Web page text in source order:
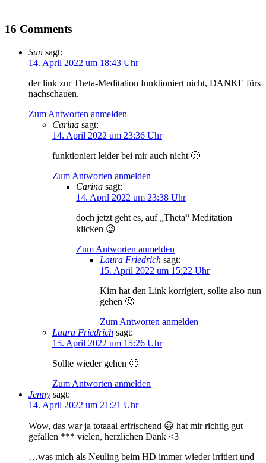
16 Comments
Sun sagt:
14. April 2022 um 18:43 Uhr
der link zur Theta-Meditation funktioniert nicht, DANKE fürs
nachschauen.
Zum Antworten anmelden
Carina sagt:
14. April 2022 um 23:36 Uhr
funktioniert leider bei mir auch nicht 🙁
Zum Antworten anmelden
Carina sagt:
14. April 2022 um 23:38 Uhr
doch jetzt geht es, auf „Theta“ Meditation
klicken 😉
Zum Antworten anmelden
Laura Friedrich sagt:
15. April 2022 um 15:22 Uhr
Kim hat den Link korrigiert, sollte also nun
gehen 🙂
Zum Antworten anmelden
Laura Friedrich sagt:
15. April 2022 um 15:26 Uhr
Sollte wieder gehen 🙂
Zum Antworten anmelden
Jenny sagt:
14. April 2022 um 21:21 Uhr
Wow, das war ja totaaal erfrischend 😀 hat mir richtig gut
gefallen *** vielen, herzlichen Dank <3
…was mich als Neuling beim HD immer wieder irritiert und